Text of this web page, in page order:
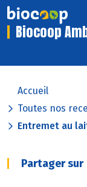
Biocoop
Accueil
Toutes nos
Entremet au
Partager sur